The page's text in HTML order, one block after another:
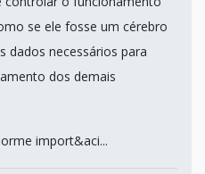
se ele fosse um cérebro
dados necessários para
dos demais
import&aci...